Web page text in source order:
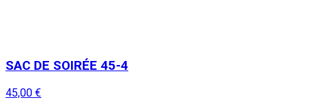
SAC DE SOIRÉE 45-4
45,00 €